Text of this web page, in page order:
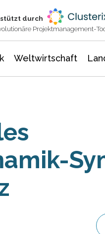
durch
Projektmanagement-
Weltwirtschaft